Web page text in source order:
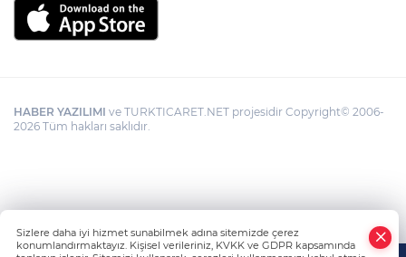
HABER YAZILIMI ve TURKTICARET.NET projesidir Copyright© 2006-
2026 Tüm hakları saklıdır.
Sizlere daha iyi hizmet sunabilmek adına sitemizde çerez
konumlandırmaktayız. Kişisel verileriniz, KVKK ve GDPR kapsamında